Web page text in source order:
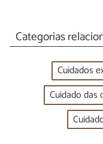
Categorias
Cuidados
Cuidado das